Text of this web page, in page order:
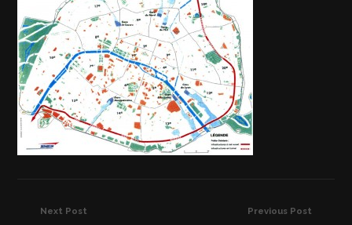
S’abonner
Blog
À propos
Previous Post
Next Post